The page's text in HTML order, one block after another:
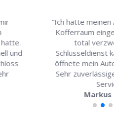
und
“Ich hatte
Kofferraum
total
Schlüsseldienst
öffnete mein
Sehr
Markus